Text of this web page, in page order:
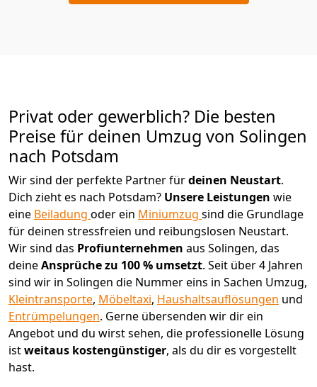
Privat oder gewerblich? Die besten
Preise für deinen Umzug von Solingen
nach Potsdam
Wir sind der perfekte Partner fürdeinen Neustart.
Dich zieht es nach Potsdam? Unsere Leistungen wie
eine Beiladung oder ein Miniumzug sind die Grundlage
für deinen stressfreien und reibungslosen Neustart.
Wir sind das Profiunternehmen aus Solingen, das
deineAnsprüche zu 100 % umsetzt. Seit über 4 Jahren
sind wir in Solingen die Nummer eins in Sachen Umzug,
Kleintransporte, Möbeltaxi, Haushaltsauflösungen und
Entrümpelungen. Gerne übersenden wir dir ein
Angebot und du wirst sehen, die professionelle Lösung
istweitaus kostengünstiger, als du dir es vorgestellt
hast.